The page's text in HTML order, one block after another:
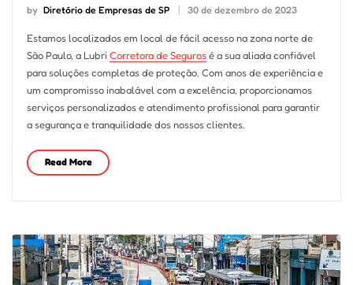
by Diretório de Empresas de SP 30 de dezembro de 2023
Estamos localizados em local de fácil acesso na zona norte de
São Paulo, a Lubri Corretora de Segurosé a sua aliada confiável
para soluções completas de proteção. Com anos de experiência e
um compromisso inabalável com a excelência, proporcionamos
serviços personalizados e atendimento profissional para garantir
a segurança e tranquilidade dos nossos clientes.
Read More